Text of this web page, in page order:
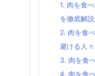
1. 肉を食
を徹底解説
2. 肉を食
避ける人
3. 肉を食
4. 肉を食